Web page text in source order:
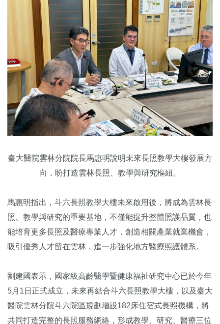
臺大醫院雲林分院院長馬惠明說明未來長照教學大樓發展方
向，盼打造雲林長照、教學與研究樞紐。
馬惠明指出，斗六長照教學大樓未來啟用後，將成為雲林長
照、教學與研究的重要基地，不僅能提升整體照護品質，也
能培育更多長照及醫療專業人才，創造相關產業就業機會，
吸引優秀人才留在雲林，進一步強化地方醫療照護體系。
劉建國表示，國家級高齡醫學暨健康福祉研究中心已於今年
5月1日正式成立，未來再結合斗六長照教學大樓，以及臺大
醫院雲林分院斗六院區規劃增設182床住宿式長照機構，將
共同打造完整的長照服務網絡，形成教學、研究、醫療三位